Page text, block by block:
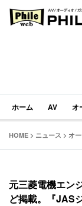
PHILE WEB｜
ホーム AV オ
HOME > ニュース > オ
元三菱電機エン
ど掲載。『JAS